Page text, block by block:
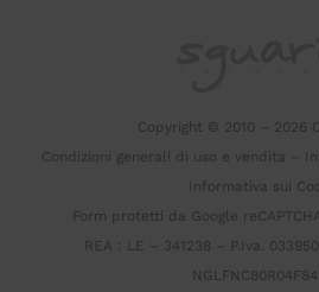
Copyright © 2010 – 2026
Condizioni generali di uso e vendita
Informativa sui
Form protetti da Google
REA : LE – 341238 – P.Iva.